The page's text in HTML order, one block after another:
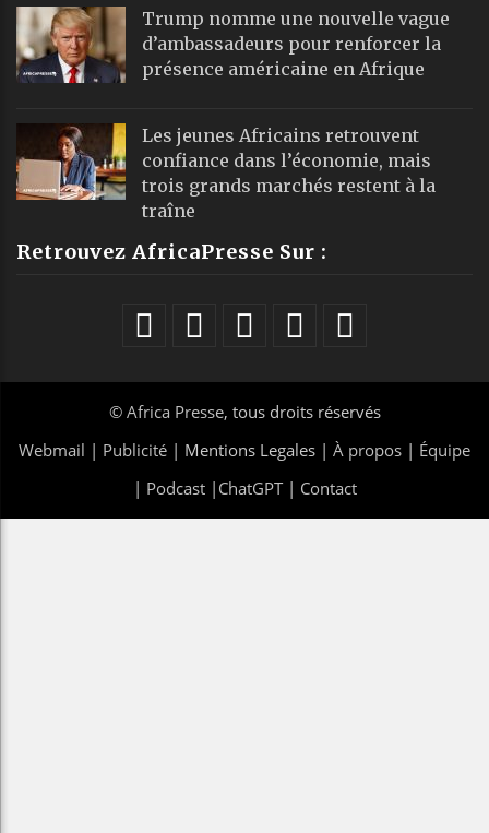
Trump nomme une nouvelle vague
d’ambassadeurs pour renforcer la
présence américaine en Afrique
Les jeunes Africains retrouvent
confiance dans l’économie, mais
trois grands marchés restent à la
traîne
Retrouvez AfricaPresse Sur :
© Africa Presse, tous droits réservés
Webmail | Publicité | Mentions Legales | À propos | Équipe
| Podcast| ChatGPT| Contact